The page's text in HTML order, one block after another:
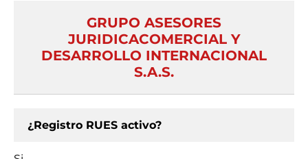
GRUPO ASESORES
JURIDICACOMERCIAL Y
DESARROLLO INTERNACIONAL
S.A.S.
¿Registro RUES activo?